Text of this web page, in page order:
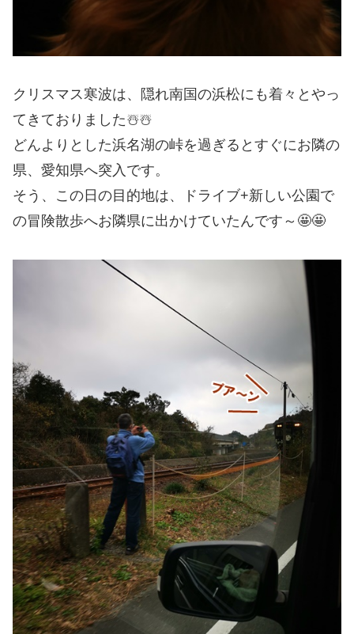
クリスマス寒波は、隠れ南国の浜松にも着々とやっ
てきておりました☃️☃️
どんよりとした浜名湖の峠を過ぎるとすぐにお隣の
県、愛知県へ突入です。
そう、この日の目的地は、ドライブ+新しい公園で
の冒険散歩へお隣県に出かけていたんです～🤩🤩